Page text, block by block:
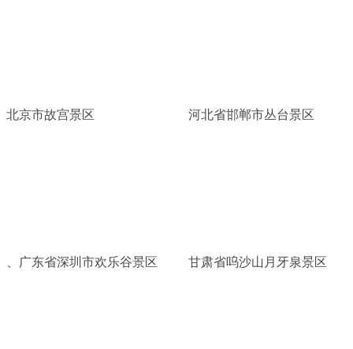
北京市故宫景区 河北省邯郸市丛台景区
、广东省深圳市欢乐谷景区 甘肃省呜沙山月牙泉景区